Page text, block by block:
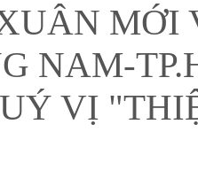
MỚI
NAM-
VỊ